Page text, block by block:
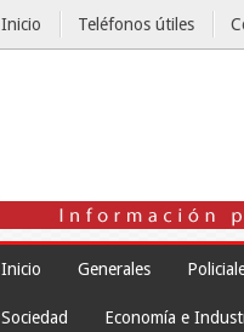
Inicio Teléfonos útiles
Inicio Generales
Sociedad Economía e